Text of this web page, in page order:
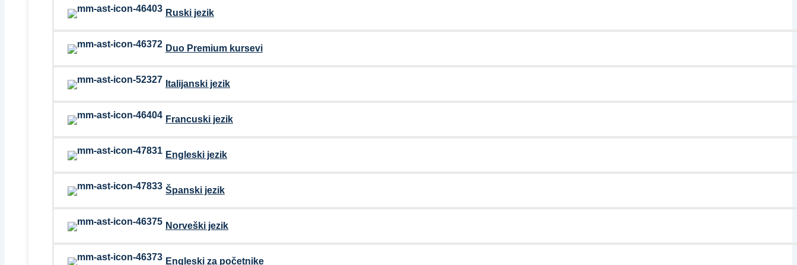
Ruski jezik
Duo Premium kursevi
Italijanski jezik
Francuski jezik
Engleski jezik
Španski jezik
Norveški jezik
Engleski za početnike